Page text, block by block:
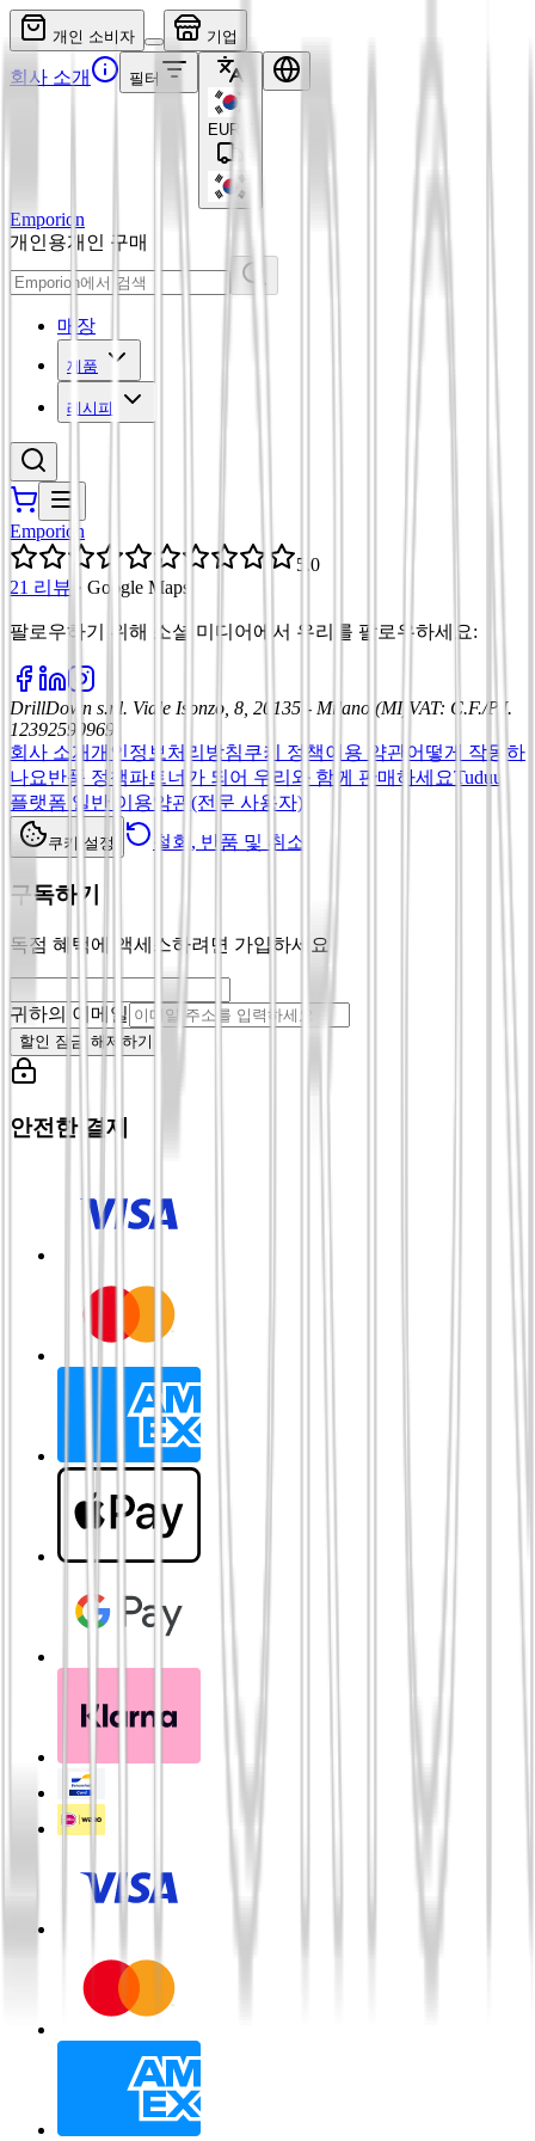
개인 소비자 기업
회사 소개 필터
EUR
Emporion
개인용개인 구매
매장
제품
레시피
Emporion
5.0
21 리뷰 · Google Maps
팔로우하기 위해 소셜 미디어에서 우리를 팔로우하세요:
DrillDown s.r.l. Viale Isonzo, 8, 20135 - Milano (MI) VAT: C.F./P.I.
12392590969
회사 소개개인정보처리방침쿠키 정책이용 약관 어떻게 작동하
나요반품 정책파트너가 되어 우리와 함께 판매하세요Tuduu
플랫폼 일반 이용약관(전문 사용자)
쿠키 설정 철회, 반품 및 취소
구독하기
독점 혜택에 액세스하려면 가입하세요
귀하의 이메일
할인 잠금 해제하기
안전한 결제